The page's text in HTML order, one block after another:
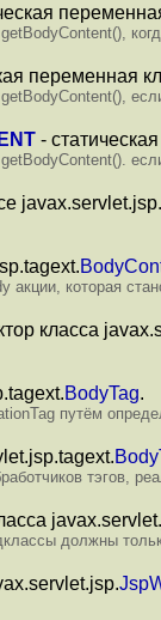
переменная
-
которая
класса
BodyTag.
путём
тэгов,
должны